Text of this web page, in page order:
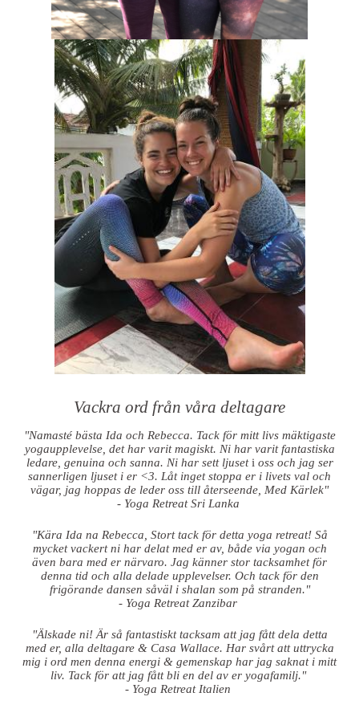
Vackra ord från våra deltagare
"Namasté bästa Ida och Rebecca. Tack för mitt livs mäktigaste
yogaupplevelse, det har varit magiskt. Ni har varit fantastiska
ledare, genuina och sanna. Ni har sett ljuseti oss och jag ser
sannerligen ljuset i er <3. Låt inget stoppa er i livets val och
vägar, jag hoppas de leder oss till återseende, Med Kärlek"
- Yoga Retreat Sri Lanka
"Kära Ida na Rebecca, Stort tack för detta yoga retreat! Så
mycket vackert ni har delat med er av, både via yogan och
även bara med er närvaro. Jag känner stor tacksamhet för
denna tid och alla delade upplevelser. Och tack för den
frigörande dansen såväl i shalan som på stranden."
- Yoga Retreat Zanzibar
"Älskade ni! Är så fantastiskt tacksam att jag fått dela detta
med er, alla deltagare & Casa Wallace. Har svårt att uttrycka
mig i ord men denna energi & gemenskap har jag saknat i mitt
liv. Tack för att jag fått bli en del av er yogafamilj."
- Yoga Retreat Italien